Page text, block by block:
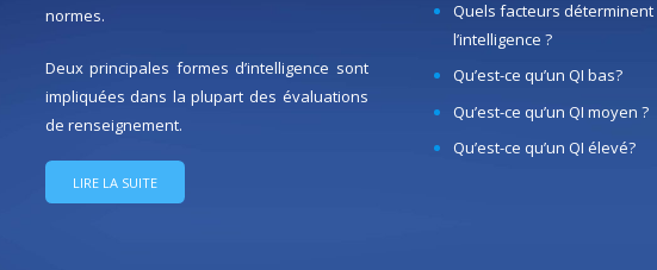
normes.
Deux principales formes d’intelligence sont
impliquées dans la plupart des évaluations
de renseignement.
LIRE LA SUITE
Quels facteurs déterminent
l’intelligence ?
Qu’est-ce qu’un QI bas?
Qu’est-ce qu’un QI moyen ?
Qu’est-ce qu’un QI élevé?